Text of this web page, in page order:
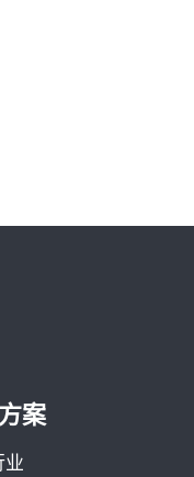
案
业